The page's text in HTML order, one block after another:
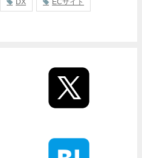
DX ECサイト